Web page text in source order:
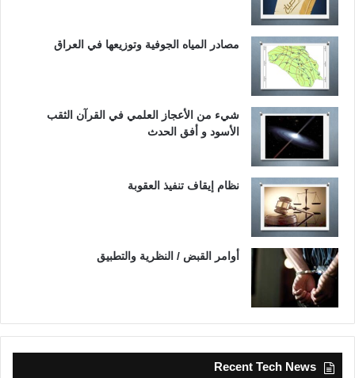
مصادر المياه الجوفية وتوزيعها في العراق
شيء من الأعجاز العلمي في القرآن الثقب
الأسود و أفق الحدث
نظام إيقاف تنفيذ العقوبة
أوامر القبض / النظرية والتطبيق
Recent Tech News